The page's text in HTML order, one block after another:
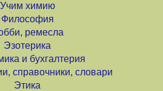
Учим химию
Философия
ремесла
Эзотерика
и бухгалтерия
справочники, словари
Этика